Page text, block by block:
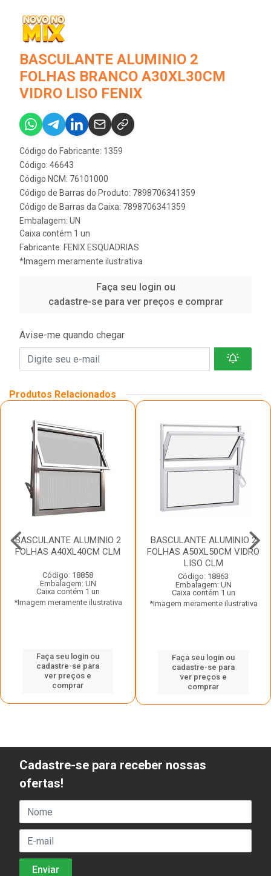
BASCULANTE ALUMINIO 2
FOLHAS BRANCO A30XL30CM
VIDRO LISO FENIX
Código do Fabricante: 1359
Código: 46643
Código NCM: 76101000
Código de Barras do Produto: 7898706341359
Código de Barras da Caixa: 7898706341359
Embalagem: UN
Caixa contém 1 un
Fabricante: FENIX ESQUADRIAS
*Imagem meramente ilustrativa
Faça seu login ou
cadastre-se para ver preços e comprar
Avise-me quando chegar
Produtos Relacionados
BASCULANTE ALUMINIO 2
FOLHAS A40XL40CM CLM
Código: 18858
Embalagem: UN
Caixa contém 1 un
*Imagem meramente ilustrativa
Faça seu login ou
cadastre-se para
ver preços e
comprar
BASCULANTE ALUMINIO 2
FOLHAS A50XL50CM VIDRO
LISO CLM
Código: 18863
Embalagem: UN
Caixa contém 1 un
*Imagem meramente ilustrativa
Faça seu login ou
cadastre-se para
ver preços e
comprar
Cadastre-se para receber nossas
ofertas!